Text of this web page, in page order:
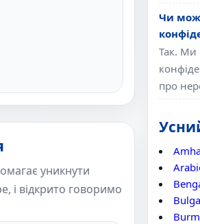
уникнути
і відкрито говоримо
Чи
Так. Ми
про